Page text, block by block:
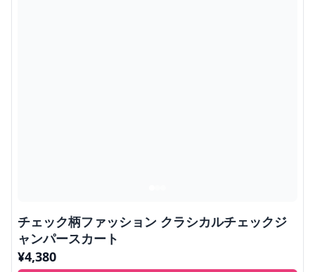
チェック柄ファッション クラシカルチェックジ
ャンパースカート
¥4,380